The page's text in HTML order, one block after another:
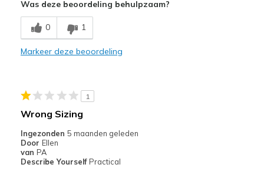
Breathe Well
Comfortable
Beste toepassingen
Going Out
Was deze beoordeling behulpzaam?
0 1
Markeer deze beoordeling
1
Wrong Sizing
Ingezonden 5 maanden geleden
Door Ellen
van PA
Describe Yourself Practical